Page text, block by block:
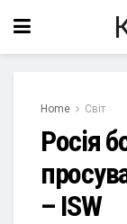
Home Світ
Росія
– ISW